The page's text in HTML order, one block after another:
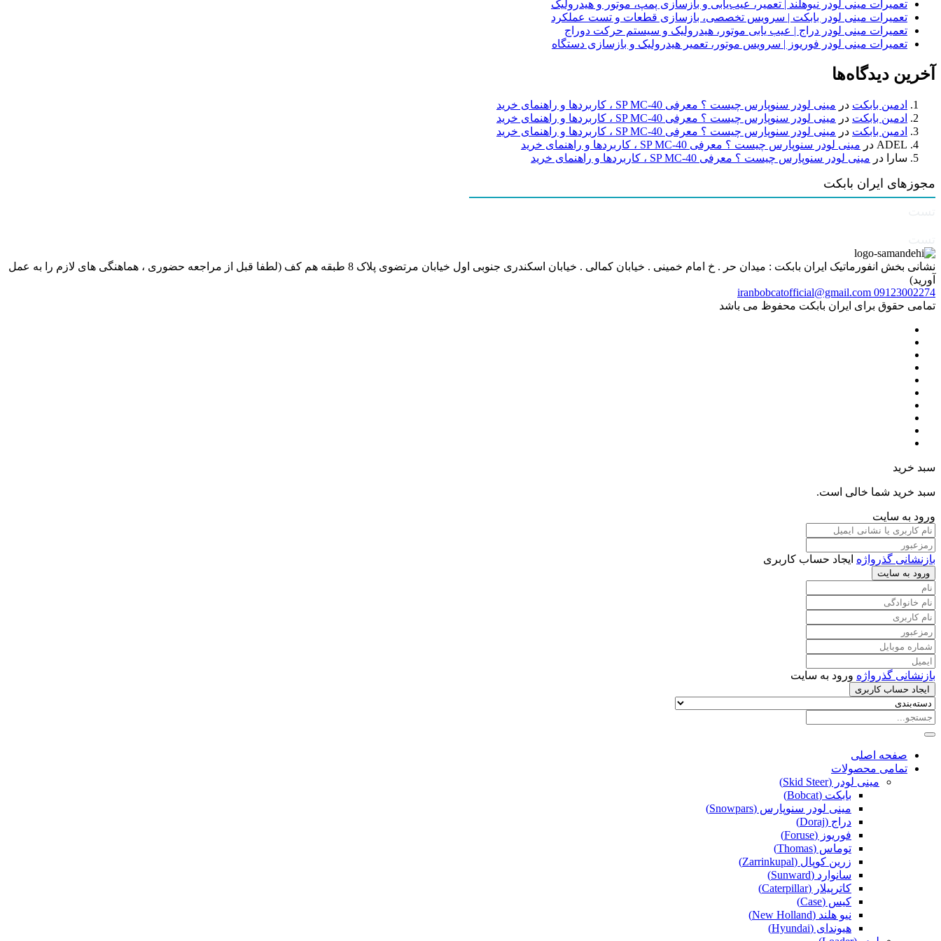
تعمیرات مینی لودر نیوهلند | تعمیر، عیب‌یابی و بازسازی پمپ، موتور و هیدرولیک
تعمیرات مینی لودر بابکت | سرویس تخصصی، بازسازی قطعات و تست عملکرد
تعمیرات مینی لودر دراج | عیب یابی موتور، هیدرولیک و سیستم حرکت دوراج
تعمیرات مینی لودر فوریوز | سرویس موتور، تعمیر هیدرولیک و بازسازی دستگاه
آخرین دیدگاه‌ها
ادمین بابکت در مینی لودر سنوپارس چیست ؟ معرفی SP MC-40 ، کاربردها و راهنمای خرید
ادمین بابکت در مینی لودر سنوپارس چیست ؟ معرفی SP MC-40 ، کاربردها و راهنمای خرید
ادمین بابکت در مینی لودر سنوپارس چیست ؟ معرفی SP MC-40 ، کاربردها و راهنمای خرید
ADEL در مینی لودر سنوپارس چیست ؟ معرفی SP MC-40 ، کاربردها و راهنمای خرید
سارا
در مینی لودر سنوپارس چیست ؟ معرفی SP MC-40 ، کاربردها و راهنمای خرید
مجوزهای ایران بابکت
نشانی بخش انفورماتیک ایران بابکت : میدان حر . خ امام خمینی . خیابان کمالی . خیابان اسکندری جنوبی اول خیابان مرتضوی پلاک 8 طبقه هم کف (لطفا قبل از مراجعه حضوری ، هماهنگی های لازم را به عمل
آورید)
09123002274
iranbobcatofficial@gmail.com
تمامی حقوق برای ایران بابکت محفوظ می باشد
سبد خرید
سبد خرید شما خالی است.
ورود به سایت
بازنشانی گذرواژه ایجاد حساب کاربری
ورود به سایت
بازنشانی گذرواژه ورود به سایت
ایجاد حساب کاربری
صفحه اصلی
تمامی محصولات
مینی لودر (Skid Steer)
بابکت (Bobcat)
مینی لودر سنوپارس (Snowpars)
دراج (Doraj)
فوریوز (Foruse)
توماس (Thomas)
زرین کوپال (Zarrinkupal)
سانوارد (Sunward)
کاترپیلار (Caterpillar)
کیس (Case)
نیو هلند (New Holland)
هیوندای (Hyundai)